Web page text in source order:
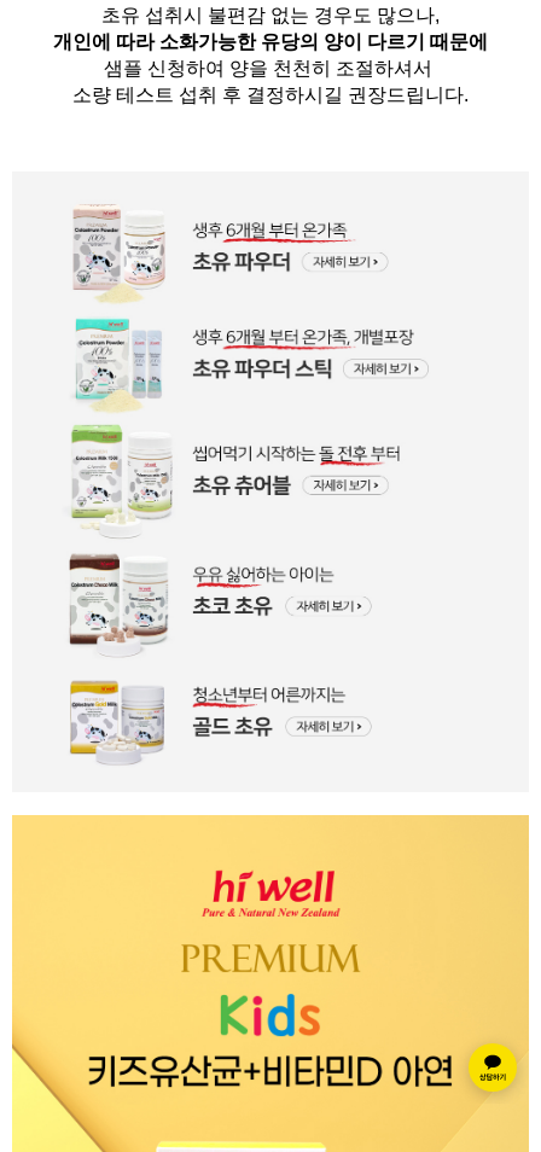
초유 섭취시 불편감 없는 경우도 많으나,
개인에 따라 소화가능한 유당의 양이 다르기 때문에
샘플 신청하여 양을 천천히 조절하셔서
소량 테스트 섭취 후 결정하시길 권장드립니다.